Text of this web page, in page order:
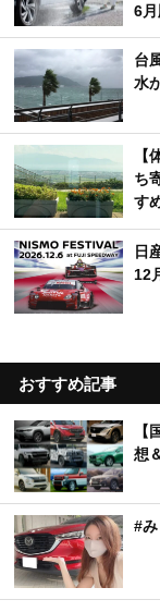
6月
台
水
ち
す
日
12
おすすめ記事
想
#